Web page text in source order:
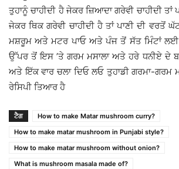
ਤੁਹਾਨੂੰ ਚਾਹੀਦੀ ਹੈ ਜੇਕਰ ਜ਼ਿਆਦਾ ਗਰੇਵੀ ਚਾਹੀਦੀ
ਜੇਕਰ ਥਿਕ ਗਰੇਵੀ ਚਾਹੀਦੀ ਹੈ ਤਾਂ ਪਾਣੀ ਦੀ ਵਰਤੋਂ
ਮਸ਼ਰੂਮ ਅਤੇ ਮਟਰ ਪਾਓ ਅਤੇ ਪੰਜ ਤੋਂ ਸੱਤ ਮਿੰਟਾਂ
ਉੱਪਰ ਤੋਂ ਇਸ ’ਤੇ ਗਰਮ ਮਸਾਲਾ ਅਤੇ ਹਰੇ ਧਨੀਏ ਦੇ
ਅਤੇ ਇੱਕ ਵਾਰ ਚਲਾ ਦਿਓ ਲਓ ਤੁਹਾਡੀ ਗਰਮਾ-ਗਰਮ
ਰੇਸਿਪੀ ਤਿਆਰ ਹੈ
ਟੈਗ
How to make Matar mushroom curry?
How to make matar mushroom in Punjabi style?
How to make matar mushroom without onion?
What is mushroom masala made of?